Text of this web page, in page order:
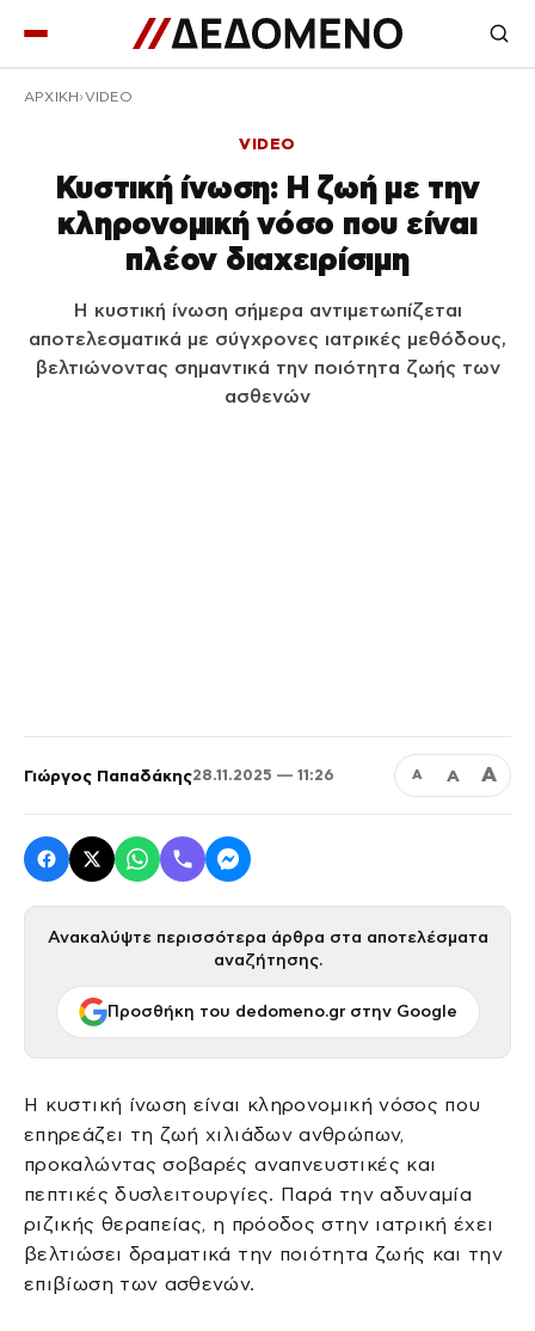
ΑΡΧΙΚΉ VIDEO
VIDEO
Κυστική ίνωση: H ζωή με την
κληρονομική νόσο που είναι
πλέον διαχειρίσιμη
Η κυστική ίνωση σήμερα αντιμετωπίζεται
αποτελεσματικά με σύγχρονες ιατρικές μεθόδους,
βελτιώνοντας σημαντικά την ποιότητα ζωής των
ασθενών
Γιώργος Παπαδάκης28.11.2025 — 11:26 Α Α Α
Ανακαλύψτε περισσότερα άρθρα στα αποτελέσματα
αναζήτησης.
Προσθήκη του dedomeno.gr στην Google
Η κυστική ίνωση είναι κληρονομική νόσος που
επηρεάζει τη ζωή χιλιάδων ανθρώπων,
προκαλώντας σοβαρές αναπνευστικές και
πεπτικές δυσλειτουργίες. Παρά την αδυναμία
ριζικής θεραπείας, η πρόοδος στην ιατρική έχει
βελτιώσει δραματικά την ποιότητα ζωής και την
επιβίωση των ασθενών.